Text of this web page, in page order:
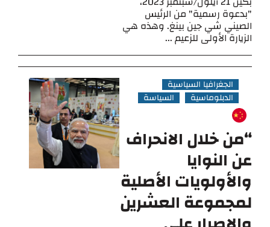
"بدعوة رسمية" من الرئيس
الصيني شي جين بينغ. وهذه هي
الزيارة الأولى للزعيم ...
الجغرافيا السياسية
الدبلوماسية
السياسة
“من خلال الانحراف
عن النوايا
والأولويات الأصلية
لمجموعة العشرين